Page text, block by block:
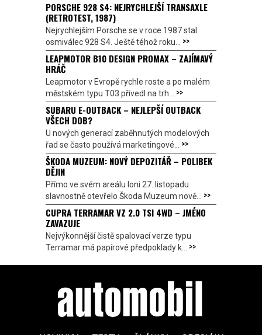
PORSCHE 928 S4: NEJRYCHLEJŠÍ TRANSAXLE
(RETROTEST, 1987)
Nejrychlejším Porsche se v roce 1987 stal
osmiválec 928 S4. Ještě téhož roku... >>
LEAPMOTOR B10 DESIGN PROMAX – ZAJÍMAVÝ
HRÁČ
Leapmotor v Evropě rychle roste a po malém
městském typu T03 přivedl na trh... >>
SUBARU E-OUTBACK – NEJLEPŠÍ OUTBACK
VŠECH DOB?
U nových generací zaběhnutých modelových
řad se často používá marketingové... >>
ŠKODA MUZEUM: NOVÝ DEPOZITÁŘ – POLIBEK
DĚJIN
Přímo ve svém areálu loni 27. listopadu
slavnostně otevřelo Škoda Muzeum nově... >>
CUPRA TERRAMAR VZ 2.0 TSI 4WD – JMÉNO
ZAVAZUJE
Nejvýkonnější čistě spalovací verze typu
Terramar má papírové předpoklady k... >>